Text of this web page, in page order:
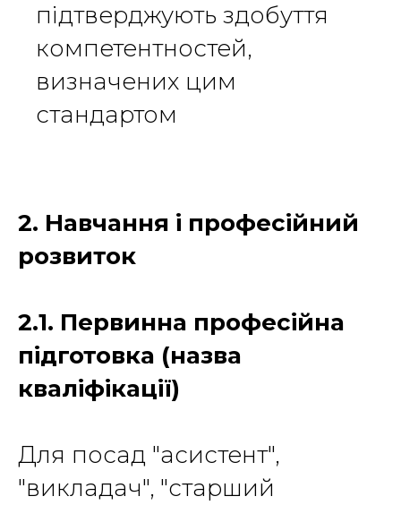
підтверджують здобуття
компетентностей,
визначених цим
стандартом
2. Навчання і професійний
розвиток
2.1. Первинна професійна
підготовка (назва
кваліфікації)
Для посад "асистент",
"викладач", "старший